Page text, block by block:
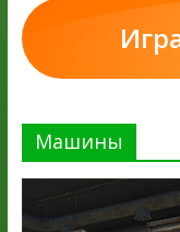
Машины